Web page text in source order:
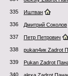
335 Иштван
336 Дмитрий Соколов
337 Петр Петрович
338 pukan4ик Zadrot
339 Рukan Zadrot
340